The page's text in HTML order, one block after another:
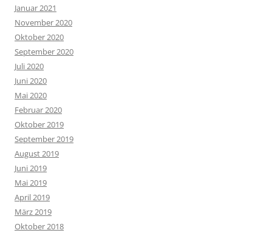
Januar 2021
November 2020
Oktober 2020
September 2020
Juli 2020
Juni 2020
Mai 2020
Februar 2020
Oktober 2019
September 2019
August 2019
Juni 2019
Mai 2019
April 2019
März 2019
Oktober 2018